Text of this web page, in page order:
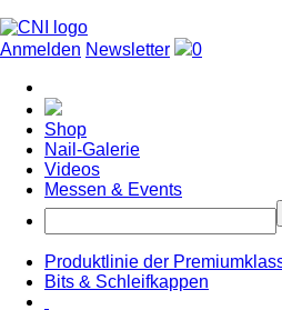
Anmelden Newsletter 0
Shop
Nail-Galerie
Videos
Messen & Events
Produktlinie der
Bits & Schleifkappen